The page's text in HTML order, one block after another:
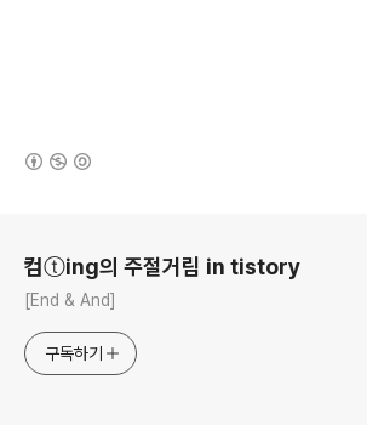
컴ⓣing의 주절거림 in tistory
[End & And]
구독하기